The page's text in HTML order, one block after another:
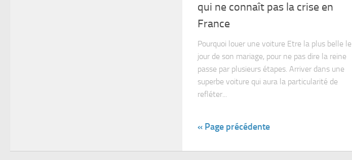
qui ne connaît pas la crise en
France
Pourquoi louer une voiture Etre la plus belle le
jour de son mariage, pour ne pas dire la reine
passe par plusieurs étapes. Arriver dans une
superbe voiture qui aura la particularité de
refléter...
« Page précédente